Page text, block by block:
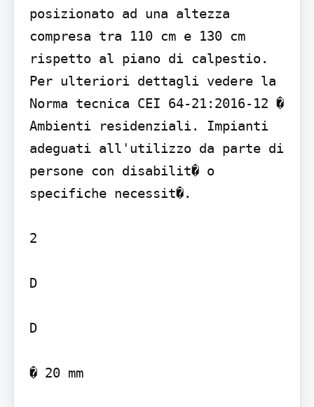
posizionato ad una altezza
compresa tra 110 cm e 130 cm
rispetto al piano di calpestio.
Per ulteriori dettagli vedere la
Norma tecnica CEI 64-21:2016-12 �
Ambienti residenziali. Impianti
adeguati all'utilizzo da parte di
persone con disabilit� o
specifiche necessit�.
2
D
D
� 20 mm